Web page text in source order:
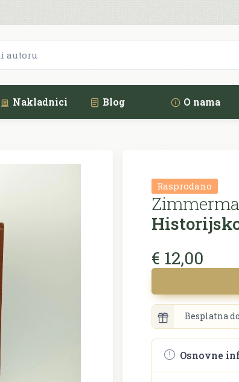
Nakladnici Blog O nama
Rasprodano
€ 12,00
Besplatna
Osnovne